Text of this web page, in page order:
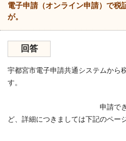
電子申請（オンライン申請）で税
が。
回答
宇都宮市電子申請共通システムから
す
申請できる方や申
ど、詳細につきましては下記のペー